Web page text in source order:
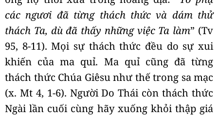
các ngươi đã từng thách thức và dám thử
thách Ta, dù đã thấy những việc Ta làm” (Tv
95, 8-11). Mọi sự thách thức đều do sự xui
khiến của ma quỉ. Ma quỉ cũng đã từng
thách thức Chúa Giêsu như thế trong sa mạc
(x. Mt 4, 1-6). Người Do Thái còn thách thức
Ngài lần cuối cùng hãy xuống khỏi thập giá